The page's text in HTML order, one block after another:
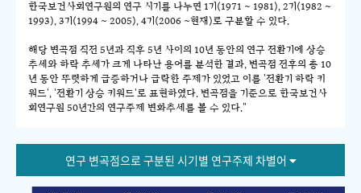
한국보건사회연구원의 연구 시기를 나누면 1기(1971 ~ 1981), 2기(1982 ~
1993), 3기(1994 ~ 2005), 4기(2006 ~현재)로 구분할 수 있다.
해당 변곡점 직전 5년과 직후 5년 사이의 10년 동안의 연구 전환기에 상승
추세와 하락 추세가 크게 나타난 용어를 분석한 결과, 변곡점 전후의 총 10
년 동안 뚜렷하게 급증하거나 급락한 주제가 있었고 이를 '전환기 하락 키
워드', '전환기 상승 키워드'로 표현하였다. 변곡점을 기준으로 한국보건사
회연구원 50년간의 연구주제 변화추세를 볼 수 있다."
연구 변곡점으로 구분된 시기별 연구주제 차별어